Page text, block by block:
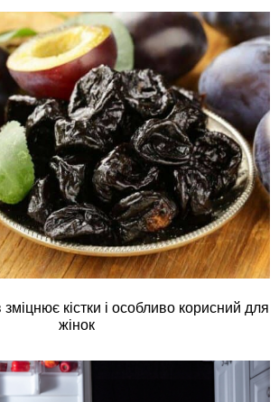
кістки і особливо корисний для
жінок